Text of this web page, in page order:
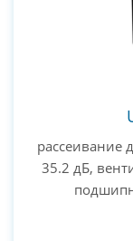
рассеивание
35.2 дБ,